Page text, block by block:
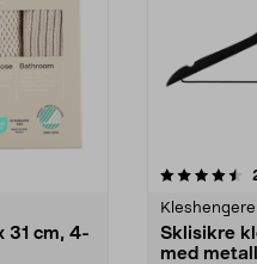
31 cm, 4-
Kleshengere
Sklisikre
med